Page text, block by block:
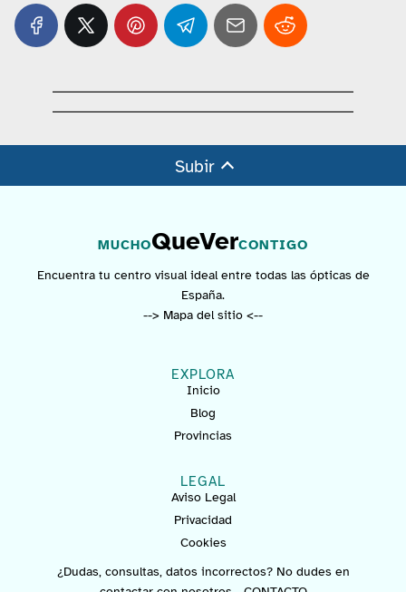
Subir
MUCHOQueVerCONTIGO
Encuentra tu centro visual ideal entre todas las ópticas de
España.
--> Mapa del sitio <--
EXPLORA
Inicio
Blog
Provincias
LEGAL
Aviso Legal
Privacidad
Cookies
¿Dudas, consultas, datos incorrectos? No dudes en